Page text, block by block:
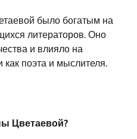
было богатым на
литераторов. Оно
и влияло на
поэта и мыслителя.
Цветаевой?